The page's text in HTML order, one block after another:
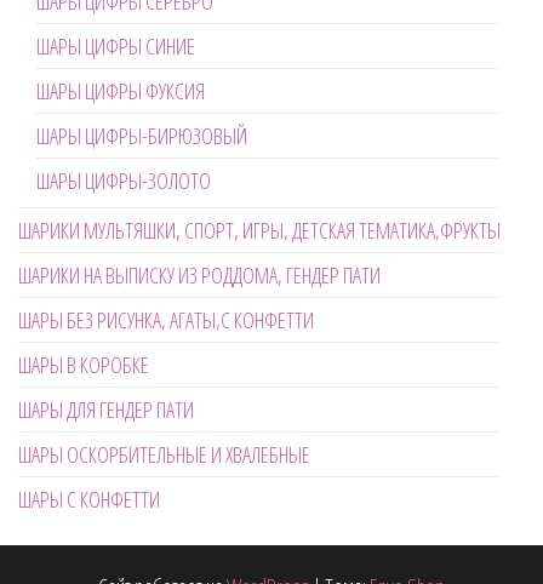
ШАРЫ ЦИФРЫ СИНИЕ
ШАРЫ ЦИФРЫ ФУКСИЯ
ШАРЫ ЦИФРЫ-БИРЮЗОВЫЙ
ШАРЫ ЦИФРЫ-ЗОЛОТО
ШАРИКИ МУЛЬТЯШКИ, СПОРТ, ИГРЫ, ДЕТСКАЯ ТЕМАТИКА,ФРУКТЫ
ШАРИКИ НА ВЫПИСКУ ИЗ РОДДОМА, ГЕНДЕР ПАТИ
ШАРЫ БЕЗ РИСУНКА, АГАТЫ,С КОНФЕТТИ
ШАРЫ В КОРОБКЕ
ШАРЫ ДЛЯ ГЕНДЕР ПАТИ
ШАРЫ ОСКОРБИТЕЛЬНЫЕ И ХВАЛЕБНЫЕ
ШАРЫ С КОНФЕТТИ